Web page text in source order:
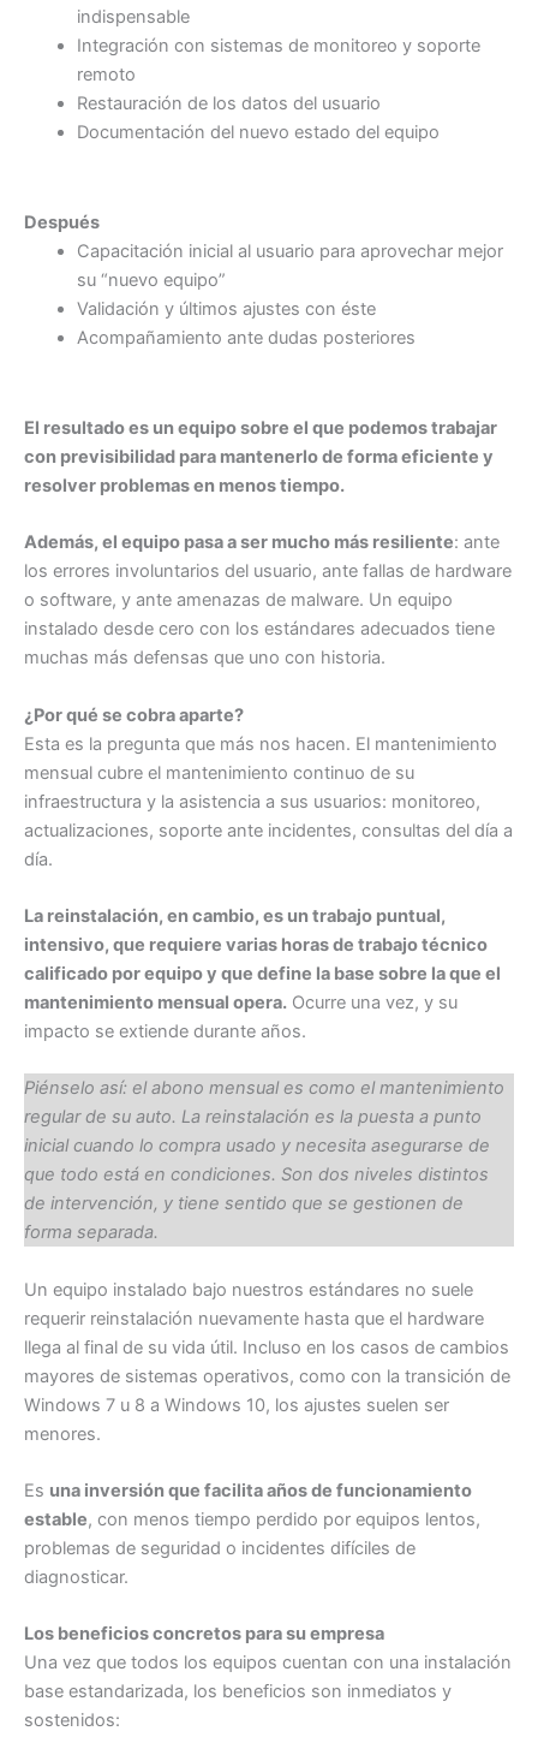
indispensable
Integración con sistemas de monitoreo y soporte
remoto
Restauración de los datos del usuario
Documentación del nuevo estado del equipo
Después
Capacitación inicial al usuario para aprovechar mejor
su “nuevo equipo”
Validación y últimos ajustes con éste
Acompañamiento ante dudas posteriores
El resultado es un equipo sobre el que podemos trabajar
con previsibilidad para mantenerlo de forma eficiente y
resolver problemas en menos tiempo.
Además, el equipo pasa a ser mucho más resiliente: ante
los errores involuntarios del usuario, ante fallas de hardware
o software, y ante amenazas de malware. Un equipo
instalado desde cero con los estándares adecuados tiene
muchas más defensas que uno con historia.
¿Por qué se cobra aparte?
Esta es la pregunta que más nos hacen. El mantenimiento
mensual cubre el mantenimiento continuo de su
infraestructura y la asistencia a sus usuarios: monitoreo,
actualizaciones, soporte ante incidentes, consultas del día a
día.
La reinstalación, en cambio, es un trabajo puntual,
intensivo, que requiere varias horas de trabajo técnico
calificado por equipo y que define la base sobre la que el
mantenimiento mensual opera. Ocurre una vez, y su
impacto se extiende durante años.
Piénselo así: el abono mensual es como el mantenimiento
regular de su auto. La reinstalación es la puesta a punto
inicial cuando lo compra usado y necesita asegurarse de
que todo está en condiciones. Son dos niveles distintos
de intervención, y tiene sentido que se gestionen de
forma separada.
Un equipo instalado bajo nuestros estándares no suele
requerir reinstalación nuevamente hasta que el hardware
llega al final de su vida útil. Incluso en los casos de cambios
mayores de sistemas operativos, como con la transición de
Windows 7 u 8 a Windows 10, los ajustes suelen ser
menores.
Es una inversión que facilita años de funcionamiento
estable, con menos tiempo perdido por equipos lentos,
problemas de seguridad o incidentes difíciles de
diagnosticar.
Los beneficios concretos para su empresa
Una vez que todos los equipos cuentan con una instalación
base estandarizada, los beneficios son inmediatos y
sostenidos: